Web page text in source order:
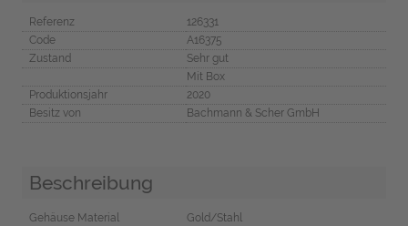
Referenz
126331
Code
A16375
Zustand
Sehr gut
Mit Box
Produktionsjahr
2020
Besitz von
Bachmann & Scher GmbH
Beschreibung
Gehäuse Material
Gold/Stahl